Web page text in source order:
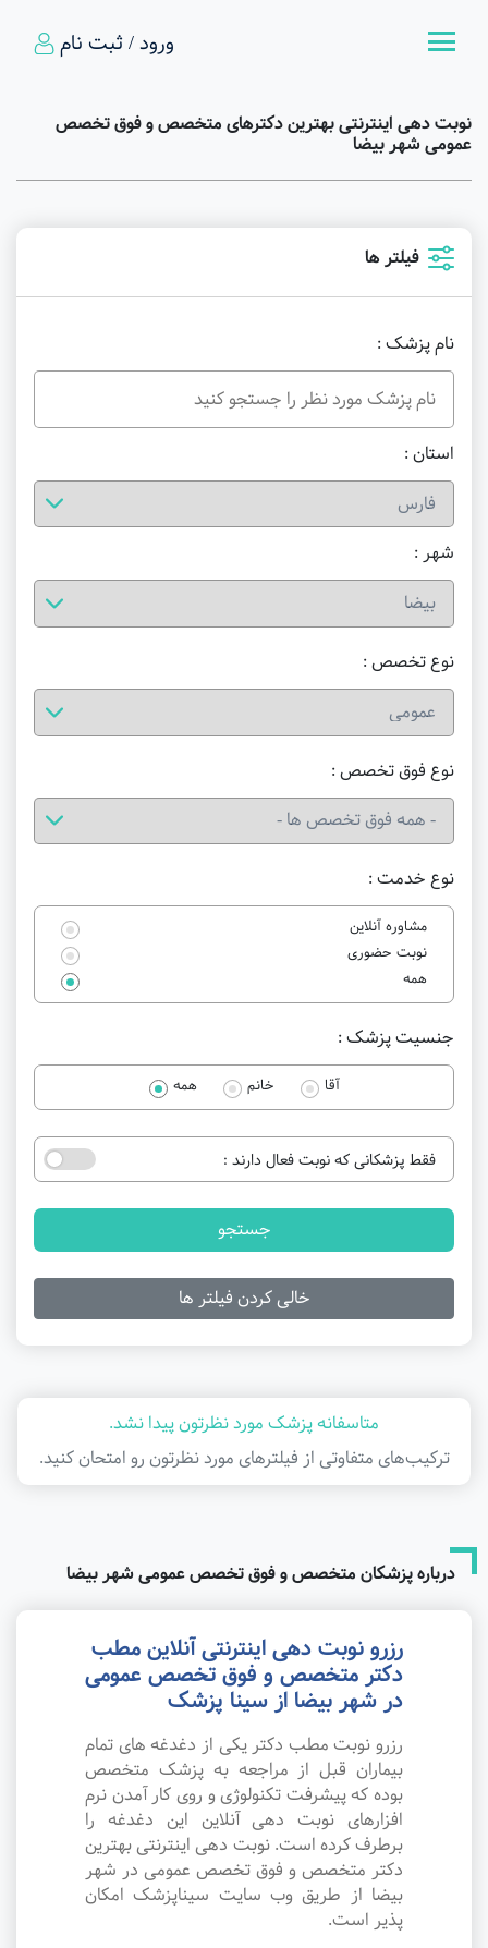
ورود / ثبت نام
نوبت دهی اینترنتی بهترین دکترهای متخصص و فوق تخصص
عمومی شهر بیضا
فیلتر ها
نام پزشک :
استان :
شهر :
نوع خدمت :
مشاوره آنلاین
نوبت حضوری
همه
نوع تخصص :
نوع فوق تخصص :
جنسیت پزشک :
آقا خانم همه
فقط پزشکانی که نوبت فعال دارند :
جستجو
خالی کردن فیلتر ها
متاسفانه پزشک مورد نظرتون پیدا نشد.
ترکیب‌های متفاوتی از فیلتر‌های مورد نظرتون رو امتحان کنید.
درباره پزشکان متخصص و فوق تخصص عمومی شهر بیضا
رزرو نوبت دهی اینترنتی آنلاین مطب
دکتر متخصص و فوق تخصص عمومی
در شهر بیضا از سینا پزشک
رزرو نوبت مطب دکتر یکی از دغدغه های تمام
بیماران قبل از مراجعه به پزشک متخصص
بوده که پیشرفت تکنولوژی و روی کار آمدن نرم
افزارهای نوبت دهی آنلاین این دغدغه را
برطرف کرده است. نوبت دهی اینترنتی بهترین
دکتر متخصص و فوق تخصص عمومی در شهر
بیضا از طریق وب سایت سیناپزشک امکان
پذیر است.